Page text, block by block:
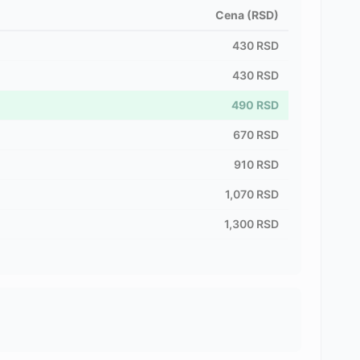
Cena (RSD)
430 RSD
430 RSD
490 RSD
670 RSD
910 RSD
1,070 RSD
1,300 RSD